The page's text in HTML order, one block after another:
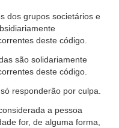
dos grupos societários e
deste código.
são solidariamente
deste código.
responderão por culpa.
a pessoa
for, de alguma forma,